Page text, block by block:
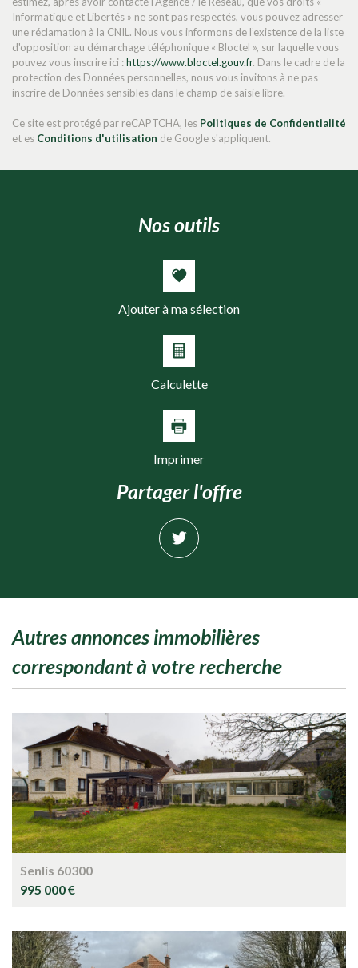
Nombre d'habitants
15 789
Propriétaires (vs. locataires)
44,01 %
Taxe habitation
23,28 %
Taxe foncière
Habitants de 25 à 55 ans
Familles avec 3 enfants
Informatique et Libertés » ne sont pas respectés, vous pouvez adresser
une réclamation à la CNIL. Nous vous informons de l’existence de la liste
d'opposition au démarchage téléphonique « Bloctel », sur laquelle vous
pouvez vous inscrire ici :https://www.bloctel.gouv.fr. Dans le cadre de la
protection des Données personnelles, nous vous invitons à ne pas
inscrire de Données sensibles dans le champ de saisie libre.
Ce site est protégé par reCAPTCHA, les Politiques de Confidentialité
et es Conditions d'utilisation de Google s'appliquent.
nos outils
Ajouter à ma sélection
Calculette
Imprimer
partager l'offre
autres annonces immobilières
correspondant à votre recherche
Senlis 60300
995 000 €